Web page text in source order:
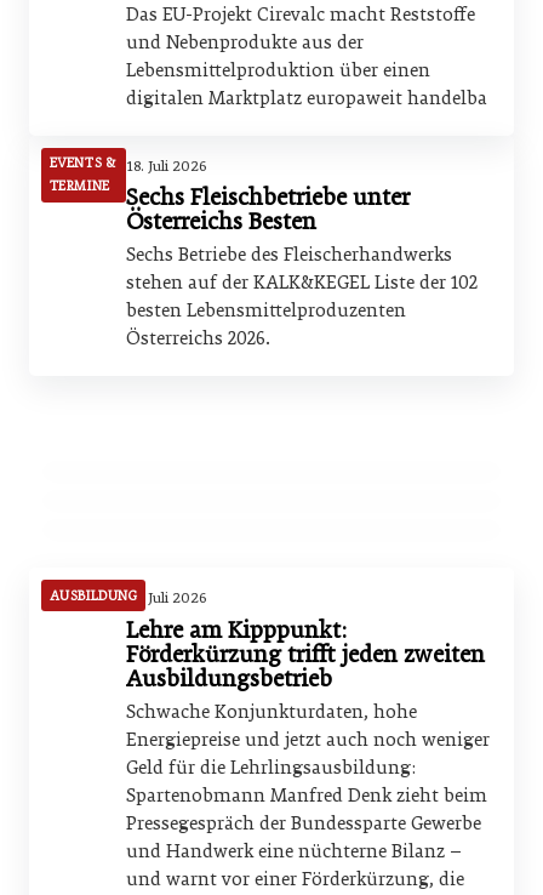
Das EU-Projekt Cirevalc macht Reststoffe
und Nebenprodukte aus der
Lebensmittelproduktion über einen
digitalen Marktplatz europaweit handelba
EVENTS &
TERMINE
18. Juli 2026
Sechs Fleischbetriebe unter
Österreichs Besten
Sechs Betriebe des Fleischerhandwerks
stehen auf der KALK&KEGEL Liste der 102
besten Lebensmittelproduzenten
Österreichs 2026.
AUSBILDUNG16. Juli 2026
Lehre am Kipppunkt:
Förderkürzung trifft jeden zweiten
Ausbildungsbetrieb
Schwache Konjunkturdaten, hohe
Energiepreise und jetzt auch noch weniger
Geld für die Lehrlingsausbildung:
Spartenobmann Manfred Denk zieht beim
Pressegespräch der Bundessparte Gewerbe
und Handwerk eine nüchterne Bilanz –
und warnt vor einer Förderkürzung, die